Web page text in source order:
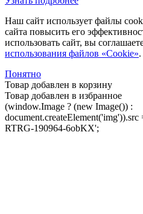
Наш сайт использует файлы
сайта повысить его
использовать сайт, вы
использования файлов «Cookie».
Понятно
Товар добавлен в корзину
Товар добавлен в избранное
(window.Image ? (new Image()) :
RTRG-190964-6obKX';